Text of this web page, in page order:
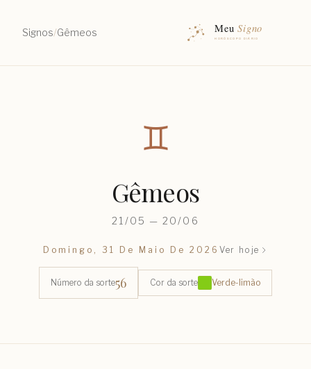
Signos/Gêmeos
♊︎
Gêmeos
21/05 — 20/06
Domingo, 31 De Maio De 2026 Ver hoje
Número da sorte56 Cor da sorte Verde-limão